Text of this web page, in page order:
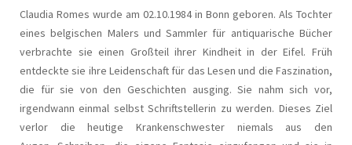
Claudia Romes wurde am 02.10.1984 in Bonn geboren. Als Tochter
eines belgischen Malers und Sammler für antiquarische Bücher
verbrachte sie einen Großteil ihrer Kindheit in der Eifel. Früh
entdeckte sie ihre Leidenschaft für das Lesen und die Faszination,
die für sie von den Geschichten ausging. Sie nahm sich vor,
irgendwann einmal selbst Schriftstellerin zu werden. Dieses Ziel
verlor die heutige Krankenschwester niemals aus den